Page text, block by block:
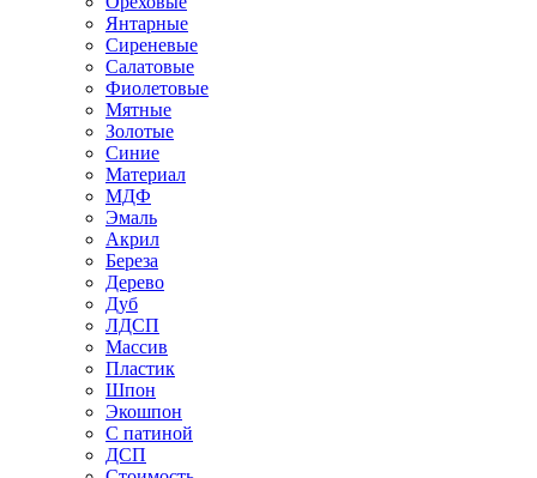
Янтарные
Сиреневые
Салатовые
Фиолетовые
Мятные
Золотые
Синие
Материал
МДФ
Эмаль
Акрил
Береза
Дерево
Дуб
ЛДСП
Массив
Пластик
Шпон
Экошпон
С патиной
ДСП